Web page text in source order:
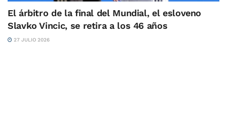
El árbitro de la final del Mundial, el esloveno
Slavko Vincic, se retira a los 46 años
27 JULIO 2026